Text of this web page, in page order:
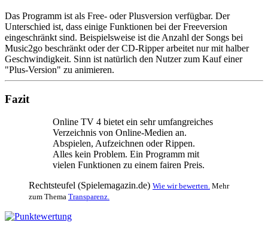
Das Programm ist als Free- oder Plusversion verfügbar. Der
Unterschied ist, dass einige Funktionen bei der Freeversion
eingeschränkt sind. Beispielsweise ist die Anzahl der Songs bei
Music2go beschränkt oder der CD-Ripper arbeitet nur mit halber
Geschwindigkeit. Sinn ist natürlich den Nutzer zum Kauf einer
"Plus-Version" zu animieren.
Fazit
Online TV 4 bietet ein sehr umfangreiches
Verzeichnis von Online-Medien an.
Abspielen, Aufzeichnen oder Rippen.
Alles kein Problem. Ein Programm mit
vielen Funktionen zu einem fairen Preis.
Rechtsteufel (Spielemagazin.de) Wie wir bewerten. Mehr
zum Thema Transparenz.